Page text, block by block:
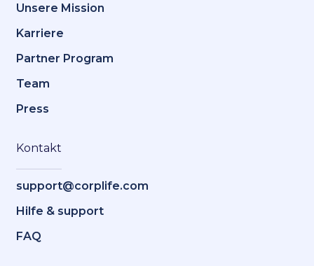
Unsere Mission
Karriere
Partner Program
Team
Press
Kontakt
support@corplife.com
Hilfe & support
FAQ